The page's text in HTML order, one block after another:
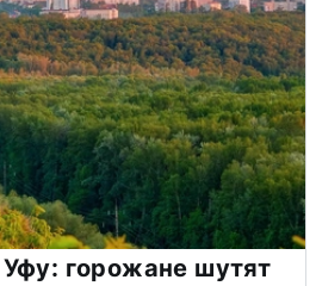
горожане шутят